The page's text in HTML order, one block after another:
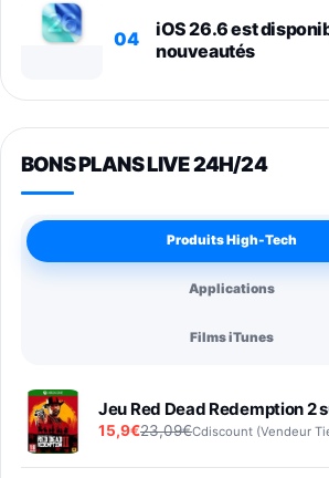
04
iOS 26.6 est
nouveautés
BONS PLANS LIVE 24H/24
Produits High-Tech
Applications
Films iTunes
Jeu Red Dead Redemption 2
15,9€23,09€Cdiscount (Vendeur